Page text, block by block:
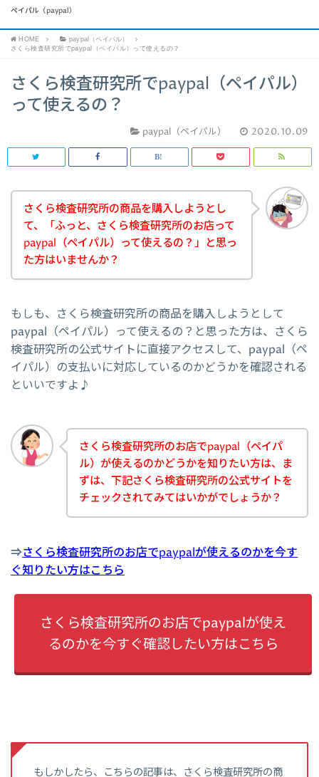
ペイパル（paypal）
HOME
paypal（ペイパル）
さくら検査研究所でpaypal（ペイパル）って使えるの？
さくら検査研究所でpaypal（ペイパル）
って使えるの？
paypal（ペイパル） 2020.10.09
さくら検査研究所の商品を購入しようとし
て、「ふっと、さくら検査研究所のお店って
paypal（ペイパル）って使えるの？」と思っ
た方はいませんか？
もしも、さくら検査研究所の商品を購入しようとして
paypal（ペイパル）って使えるの？と思った方は、さくら
検査研究所の公式サイトに直接アクセスして、paypal（ペ
イパル）の支払いに対応しているのかどうかを確認される
といいですよ♪
さくら検査研究所のお店でpaypal（ペイパ
ル）が使えるのかどうかを知りたい方は、ま
ずは、下記さくら検査研究所の公式サイトを
チェックされてみてはいかがでしょうか？
⇒さくら検査研究所のお店でpaypalが使えるのかを今す
ぐ知りたい方はこちら
さくら検査研究所のお店でpaypalが使え
るのかを今すぐ確認したい方はこちら
もしかしたら、こちらの記事は、さくら検査研究所の商